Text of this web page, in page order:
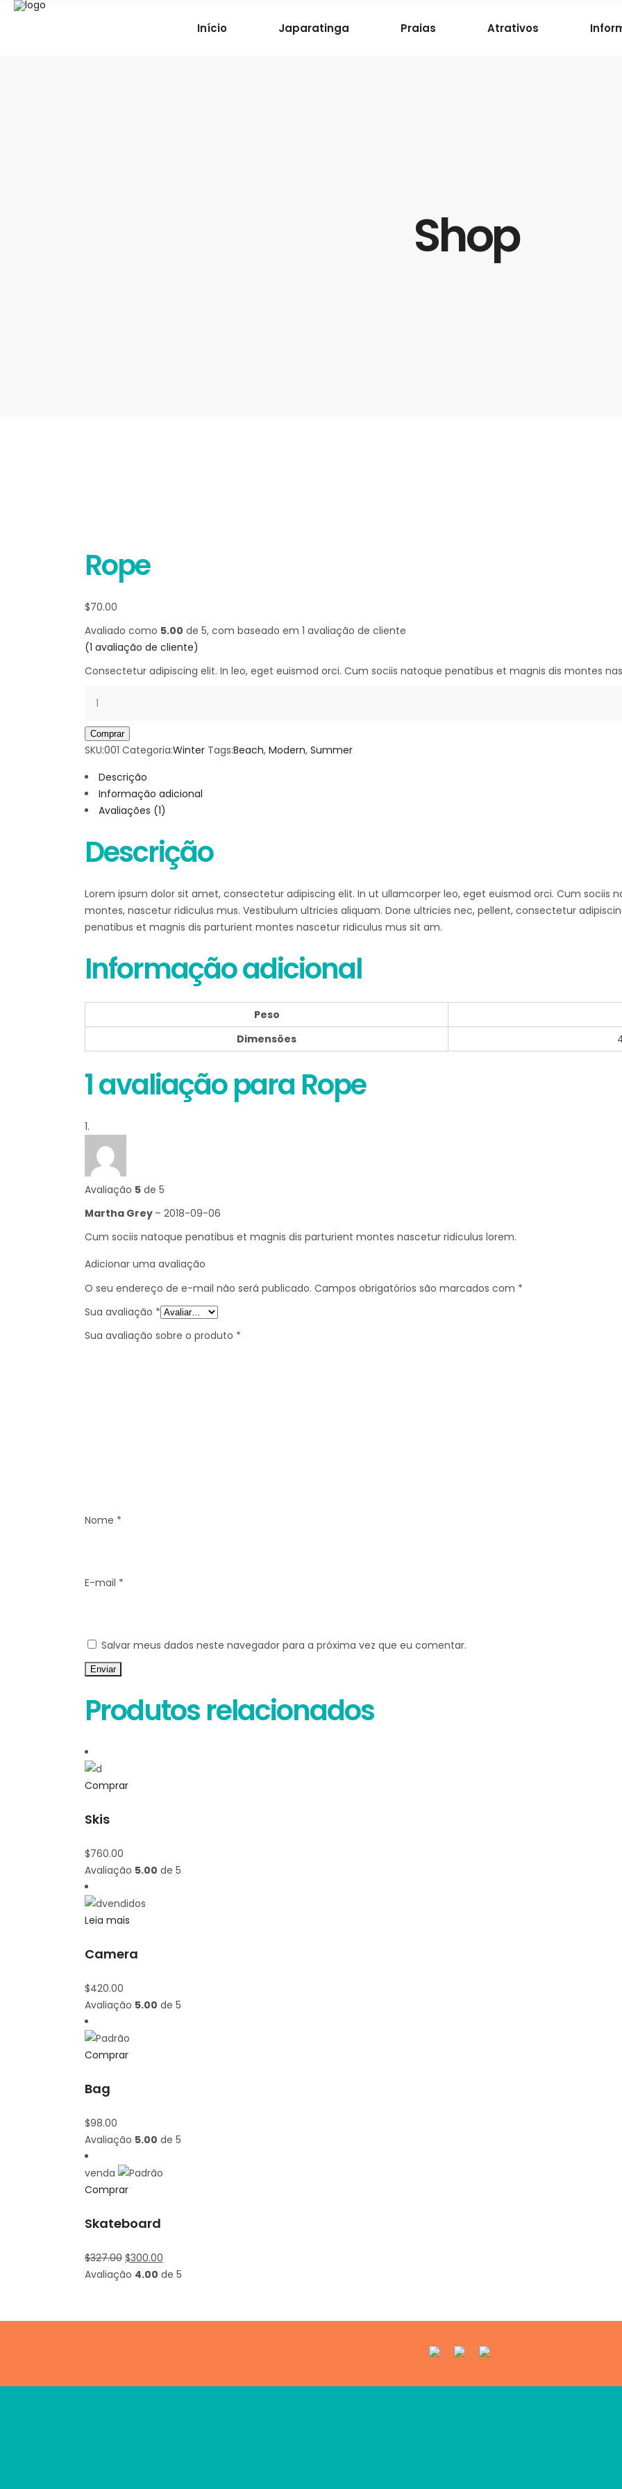
Início Japaratinga Praias Atrativos
Shop
Rope
$70.00
Avaliado como 5.00 de 5, com baseado em 1 avaliação de cliente
(1 avaliação de cliente)
Consectetur adipiscing elit. In leo, eget euismod orci. Cum sociis natoque penatibus et magnis dis montes
Comprar
SKU:001 Categoria:Winter Tags:Beach, Modern, Summer
Descrição
Informação adicional
Avaliações (1)
Descrição
Lorem ipsum dolor sit amet, consectetur adipiscing elit. In ut ullamcorper leo, eget euismod orci. Cum sociis
montes, nascetur ridiculus mus. Vestibulum ultricies aliquam. Done ultricies nec, pellent, consectetur
penatibus et magnis dis parturient montes nascetur ridiculus mus sit am.
Informação adicional
Peso
Dimensões
1 avaliação para Rope
Avaliação 5 de 5
Martha Grey – 2018-09-06
Cum sociis natoque penatibus et magnis dis parturient montes nascetur ridiculus lorem.
Adicionar uma avaliação
O seu endereço de e-mail não será publicado. Campos obrigatórios são marcados com *
Sua avaliação *
Sua avaliação sobre o produto *
Nome *
E-mail *
Salvar meus dados neste navegador para a próxima vez que eu comentar.
Produtos relacionados
Comprar
Skis
$760.00
Avaliação 5.00 de 5
vendidos
Leia mais
Camera
$420.00
Avaliação 5.00 de 5
Comprar
Bag
$98.00
Avaliação 5.00 de 5
venda
Comprar
Skateboard
$327.00 $300.00
Avaliação 4.00 de 5